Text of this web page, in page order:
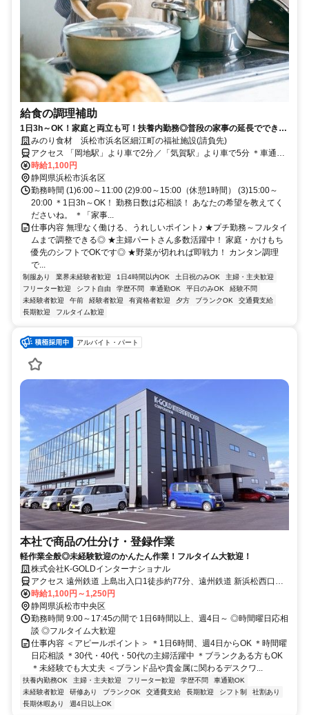
給食の調理補助
1日3h～OK！家庭と両立も可！扶養内勤務◎普段の家事の延長でできる
カンタン調理♪
みのり食材 浜松市浜名区細江町の福祉施設(請負先)
アクセス 「岡地駅」より車で2分／「気賀駅」より車で5分 ＊車通勤
OK
時給1,100円
静岡県浜松市浜名区
勤務時間 (1)6:00～11:00 (2)9:00～15:00（休憩1時間） (3)15:00～
20:00 ＊1日3h～OK！ 勤務日数は応相談！ あなたの希望を教えてく
ださいね。 ＊「家事...
仕事内容 無理なく働ける、うれしいポイント♪ ★プチ勤務～フルタイ
ムまで調整できる◎ ★主婦パートさん多数活躍中！ 家庭・かけもち
優先のシフトでOKです◎ ★野菜が切れれば即戦力！ カンタン調理
で...
制服あり 業界未経験者歓迎 1日4時間以内OK 土日祝のみOK
主婦・主夫歓迎
フリーター歓迎
シフト自由 学歴不問 車通勤OK 平日のみOK
経験不問
未経験者歓迎
午前 経験者歓迎 有資格者歓迎 夕方 ブランクOK
交通費支給
長期歓迎
フルタイム歓迎
アルバイト・パート
本社で商品の仕分け・登録作業
軽作業全般◎未経験歓迎のかんたん作業！フルタイム大歓迎！
株式会社K-GOLDインターナショナル
アクセス 遠州鉄道 上島出入口1徒歩約77分、遠州鉄道 新浜松西口徒
歩約119分、ＪＲ東海道新幹線 浜松北口 「浜松西IC」より車5分程
時給1,100円～1,250円
静岡県浜松市中央区
勤務時間 9:00～17:45の間で 1日6時間以上、週4日～ ◎時間曜日応相
談 ◎フルタイム大歓迎
仕事内容 ＜アピールポイント＞ ＊1日6時間、週4日からOK ＊時間曜
日応相談 ＊30代・40代・50代の主婦活躍中 ＊ブランクある方もOK
＊未経験でも大丈夫 ＜ブランド品や貴金属に関わるデスクワ...
扶養内勤務OK 主婦・主夫歓迎 フリーター歓迎 学歴不問
車通勤OK
未経験者歓迎
研修あり ブランクOK 交通費支給 長期歓迎 シフト制
社割あり
長期休暇あり
週4日以上OK